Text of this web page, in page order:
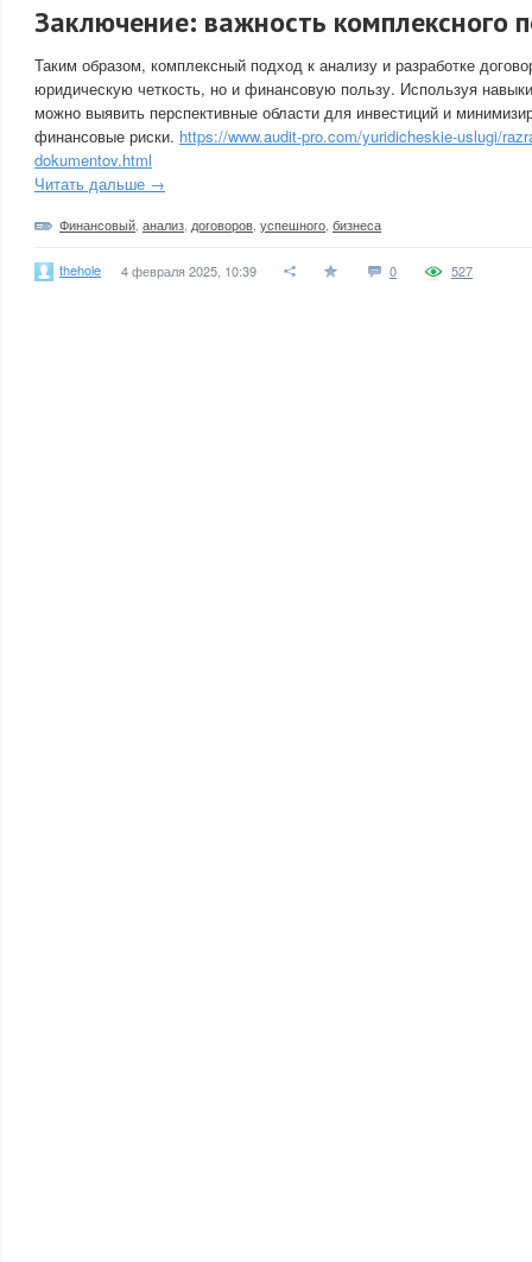
Заключение: важность комплексного
Таким образом, комплексный подход к анализу и разработке
юридическую четкость, но и финансовую пользу. Используя
можно выявить перспективные области для инвестиций и
финансовые риски. https://www.audit-pro.com/yuridicheskie-uslugi/
dokumentov.html
Читать дальше →
Финансовый анализ договоров успешного бизнеса
thehole 4 февраля 2025, 10:39 0 527